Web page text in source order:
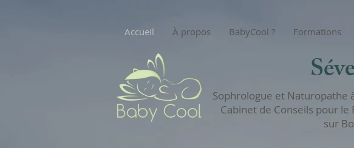
Accueil À propos BabyCool ? Formations
Sophrologue et Naturopathe
Cabinet de Conseils pour le
sur